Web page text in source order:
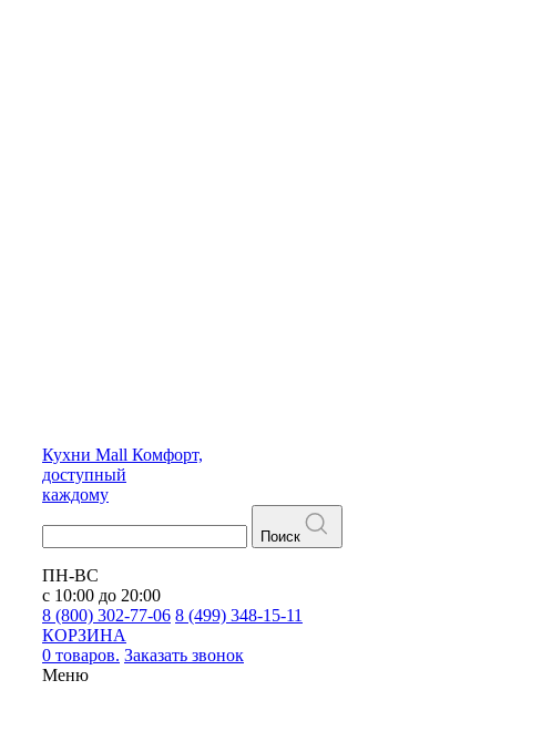
Кухни Mall Комфорт,
доступный
каждому
Поиск
ПН-ВС
с 10:00 до 20:00
8 (800) 302-77-06 8 (499) 348-15-11
КОРЗИНА
0 товаров. Заказать звонок
Меню